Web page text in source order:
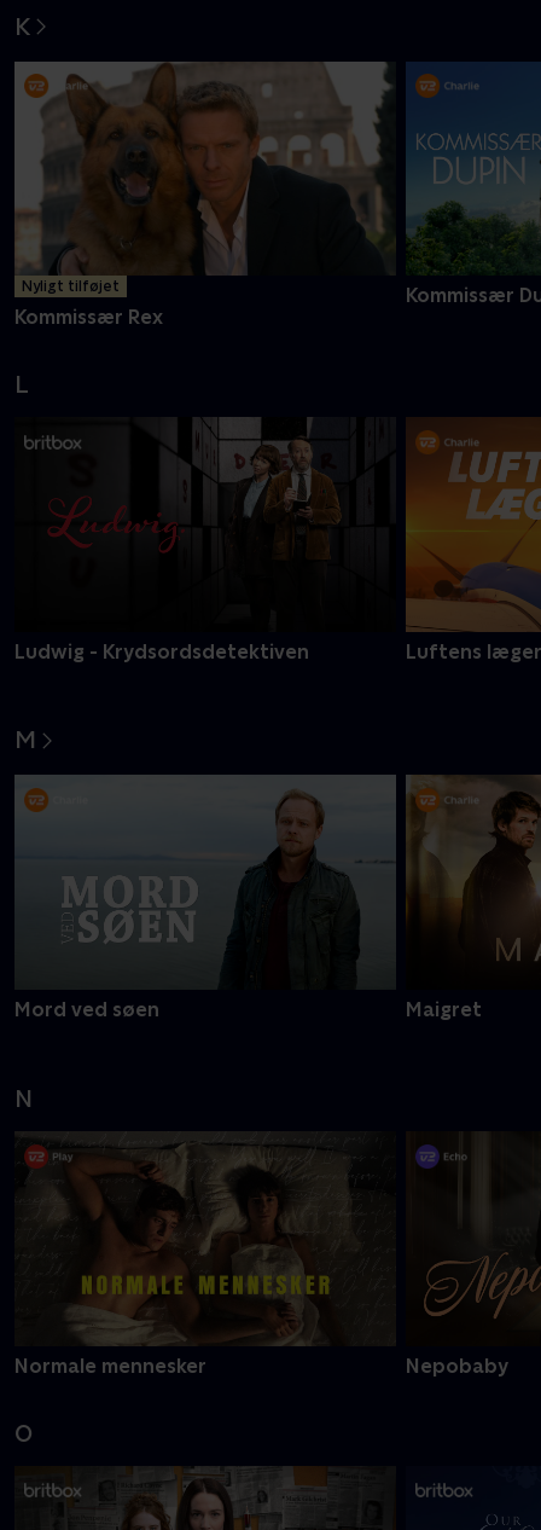
K
Nyligt tilføjet
Kommissær Rex
Kommissær
L
Ludwig - Krydsordsdetektiven Luftens læger
M
Mord ved søen Maigret
N
Normale mennesker Nepobaby
O